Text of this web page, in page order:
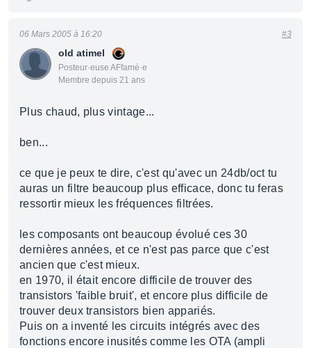
old atimel
Posteur·euse AFfamé·e
Membre depuis 21 ans
06 Mars 2005 à 16:20 #3
Plus chaud, plus vintage...
ben...
ce que je peux te dire, c'est qu'avec un 24db/oct tu
auras un filtre beaucoup plus efficace, donc tu feras
ressortir mieux les fréquences filtrées.
les composants ont beaucoup évolué ces 30
dernières années, et ce n'est pas parce que c'est
ancien que c'est mieux.
en 1970, il était encore difficile de trouver des
transistors 'faible bruit', et encore plus difficile de
trouver deux transistors bien appariés.
Puis on a inventé les circuits intégrés avec des
fonctions encore inusités comme les OTA (ampli